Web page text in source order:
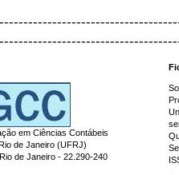
em Ciências Contábeis
de Janeiro (UFRJ)
de Janeiro - 22.290-240